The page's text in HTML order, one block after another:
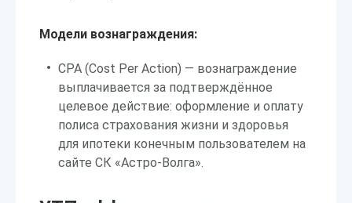
Модели вознаграждения:
CPA (Cost Per Action) — вознаграждение
выплачивается за подтверждённое
целевое действие: оформление и оплату
полиса страхования жизни и здоровья
для ипотеки конечным пользователем на
сайте СК «Астро-Волга».